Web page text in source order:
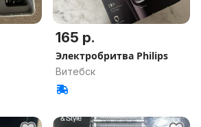
165 р.
Электробритва Philips
Витебск